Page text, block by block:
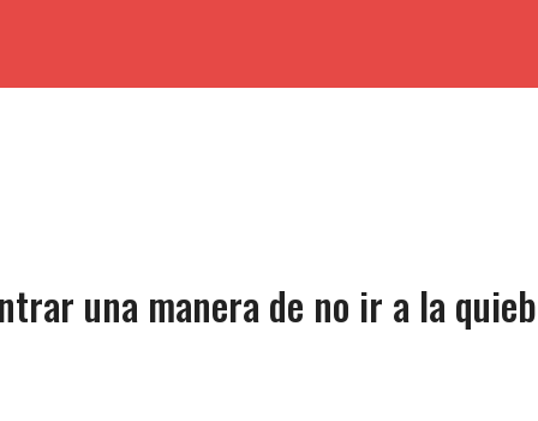
una manera de no ir a la